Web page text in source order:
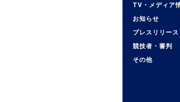
TV・メディア
お知らせ
プレスリリース
競技者・審判
その他